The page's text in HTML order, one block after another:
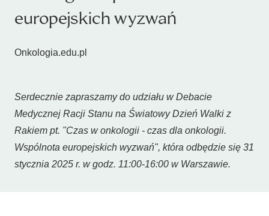
europejskich wyzwań
Onkologia.edu.pl
Serdecznie zapraszamy do udziału w Debacie
Medycznej Racji Stanu na Światowy Dzień Walki z
Rakiem pt. "Czas w onkologii - czas dla onkologii.
Wspólnota europejskich wyzwań", która odbędzie się 31
stycznia 2025 r. w godz. 11:00-16:00 w Warszawie.